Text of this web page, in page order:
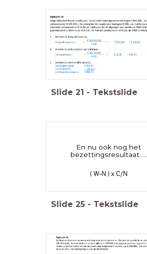
Slide 21 - Tekstslide
En nu ook nog het
bezettingsresultaat.....
( W-N ) x C/N
Slide 25 - Tekstslide